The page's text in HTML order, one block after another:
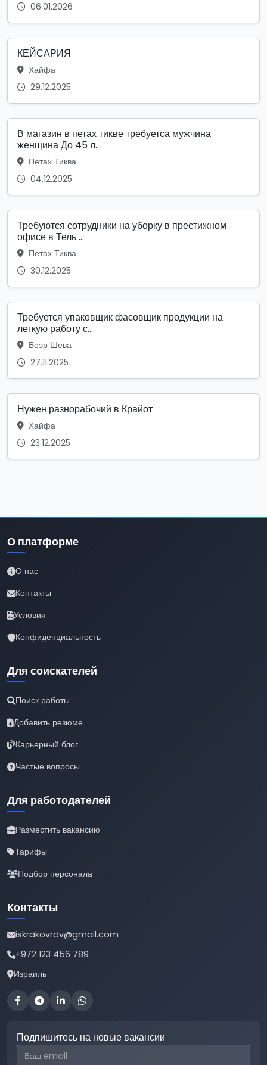
06.01.2026
КЕЙСАРИЯ
Хайфа
29.12.2025
В магазин в петах тикве требуетса мужчина
женщина До 45 л...
Петах Тиква
04.12.2025
Требуются сотрудники на уборку в престижном
офисе в Тель ...
Петах Тиква
30.12.2025
Требуется упаковщик фасовщик продукции на
легкую работу с...
Беэр Шева
27.11.2025
Нужен разнорабочий в Крайот
Хайфа
23.12.2025
О платформе
О нас
Контакты
Условия
Конфиденциальность
Для соискателей
Поиск работы
Добавить резюме
Карьерный блог
Частые вопросы
Для работодателей
Разместить вакансию
Тарифы
Подбор персонала
Контакты
iskrakovrov@gmail.com
+972 123 456 789
Израиль
Подпишитесь на новые вакансии
Email для подписки